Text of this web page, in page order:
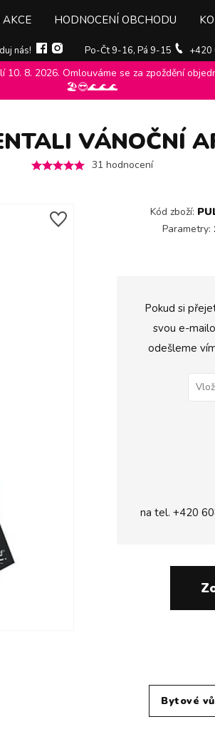
nás! Po-Čt 9-16, Pá 9-15 +420
AKCE HODNOCENÍ OBCHODU
8. 2026. Omlouváme se za zpoždění
🏖️😎🌊🌊🌊
Difuzéry sweet home collection >
VÁNOČNÍ
31 hodnocení
Kód zboží:
Parametry:
Pokud si
svou e-
odešleme
na tel. +420
Bytové